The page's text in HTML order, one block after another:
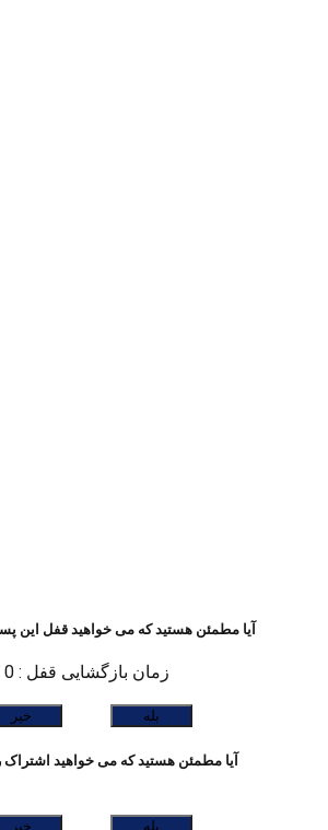
آیا مطمئن هستید که می خواهید قفل این
زمان بازگشایی قفل : 0
بله خیر
آیا مطمئن هستید که می خواهید اشتراک
بله خیر